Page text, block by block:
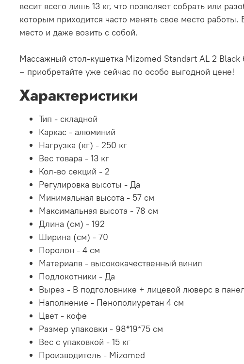
весит всего лишь 13 кг, что позволяет собрать или
которым приходится часто менять свое место
место и даже возить с собой.
Массажный стол-кушетка Mizomed Standart AL 2 Black
– приобретайте уже сейчас по особо выгодной цене!
Характеристики
Тип - складной
Каркас - алюминий
Нагрузка (кг) - 250 кг
Вес товара - 13 кг
Кол-во секций - 2
Регулировка высоты - Да
Минимальная высота - 57 см
Максимальная высота - 78 см
Длина (см) - 192
Ширина (см) - 70
Поролон - 4 см
Материалв - высококачественный винил
Подлокотники - Да
Вырез - В подголовнике + лицевой люверс в
Наполнение - Пенополиуретан 4 см
Цвет - кофе
Размер упаковки - 98*19*75 см
Вес с упаковкой - 15 кг
Производитель - Mizomed